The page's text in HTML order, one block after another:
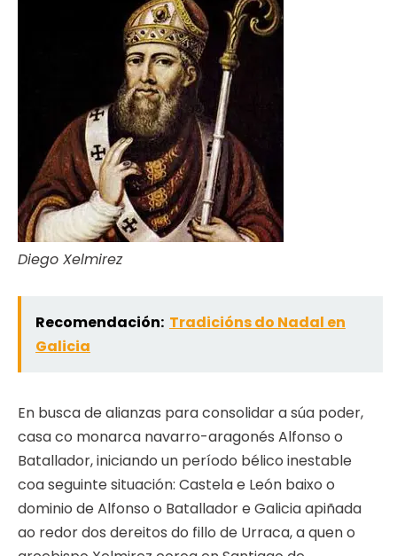
Diego Xelmirez
Recomendación: Tradicións do Nadal en
Galicia
En busca de alianzas para consolidar a súa poder,
casa co monarca navarro-aragonés Alfonso o
Batallador, iniciando un período bélico inestable
coa seguinte situación: Castela e León baixo o
dominio de Alfonso o Batallador e Galicia apiñada
ao redor dos dereitos do fillo de Urraca, a quen o